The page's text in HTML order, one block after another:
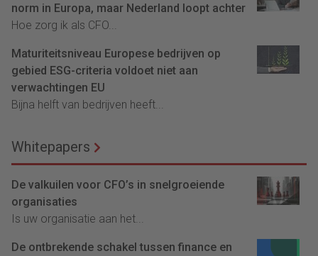
norm in Europa, maar Nederland loopt achter
Hoe zorg ik als CFO...
Maturiteitsniveau Europese bedrijven op
gebied ESG-criteria voldoet niet aan
verwachtingen EU
Bijna helft van bedrijven heeft...
Whitepapers
De valkuilen voor CFO’s in snelgroeiende
organisaties
Is uw organisatie aan het...
De ontbrekende schakel tussen finance en